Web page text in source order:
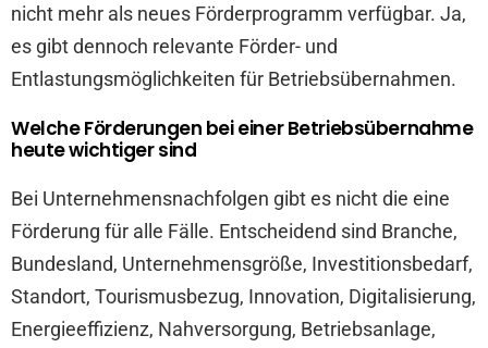
nicht mehr als neues Förderprogramm verfügbar. Ja,
es gibt dennoch relevante Förder- und
Entlastungsmöglichkeiten für Betriebsübernahmen.
Welche Förderungen bei einer Betriebsübernahme
heute wichtiger sind
Bei Unternehmensnachfolgen gibt es nicht die eine
Förderung für alle Fälle. Entscheidend sind Branche,
Bundesland, Unternehmensgröße, Investitionsbedarf,
Standort, Tourismusbezug, Innovation, Digitalisierung,
Energieeffizienz, Nahversorgung, Betriebsanlage,